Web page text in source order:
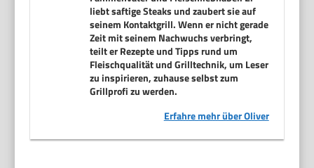
liebt saftige Steaks und zaubert sie auf
seinem Kontaktgrill. Wenn er nicht gerade
Zeit mit seinem Nachwuchs verbringt,
teilt er Rezepte und Tipps rund um
Fleischqualität und Grilltechnik, um Leser
zu inspirieren, zuhause selbst zum
Grillprofi zu werden.
Erfahre mehr über Oliver